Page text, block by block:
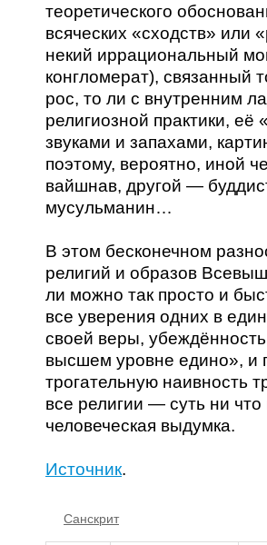
теоретического
всяческих «сходств» или
некий иррациональный
конгломерат), связанный
рос, то ли с внутренним
религиозной практики,
звуками и запахами,
поэтому, вероятно, иной
вайшнав, другой —
мусульманин…
В этом бесконечном
религий и образов
ли можно так просто и
все уверения одних в
своей веры,
высшем уровне едино», и
трогательную наивность
все религии — суть ни
человеческая выдумка.
Источник.
Санскрит